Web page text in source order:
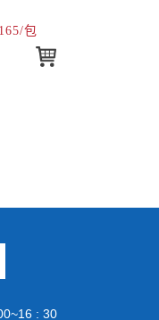
包
: 30